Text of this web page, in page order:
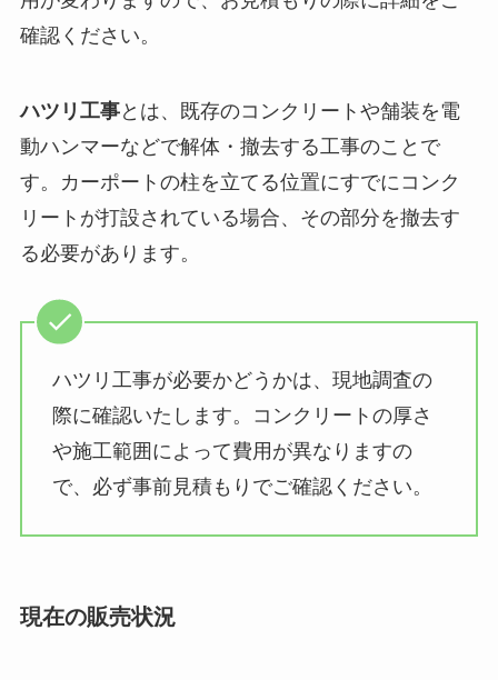
確認ください。
ハツリ工事とは、既存のコンクリートや舗装を電
動ハンマーなどで解体・撤去する工事のことで
す。カーポートの柱を立てる位置にすでにコンク
リートが打設されている場合、その部分を撤去す
る必要があります。
ハツリ工事が必要かどうかは、現地調査の
際に確認いたします。コンクリートの厚さ
や施工範囲によって費用が異なりますの
で、必ず事前見積もりでご確認ください。
現在の販売状況